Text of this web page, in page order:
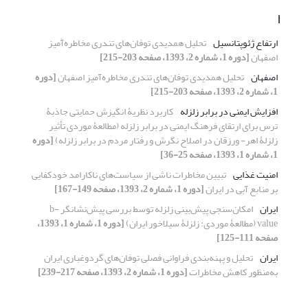
ا
ارتفاع ژئوپتانسیل تحلیل همدیدی توفان‌های تندری مخاطره‌آمیز
اصفهان[دوره 1، شماره 2، 1393، صفحه 203-215]
اصفهان تحلیل همدیدی توفان‌های تندری مخاطره‌آمیز اصفهان[دوره
1، شماره 2، 1393، صفحه 203-215]
افزایش ایمنی در برابر زلزله کاربرد نظریۀ انگیزش حمایتی جاذبۀ
ترس برای ارتقای فرهنگ ایمنی در برابر زلزله (مطالعۀ موردی تأثیر
زلزلۀ اهر- ورزقان در اصلاح نگرش و رفتار مردم در برابر زلزله)[دوره
1، شماره 1، 1393، صفحه 25-36]
امنیت غذایی تبیین مخاطرات ناشی از سیاست‌های ناکارامد خودکفایی
بر منابع آبی در ایران[دوره 1، شماره 2، 1393، صفحه 149-167]
ایران
امکان‌سنجی پیش‌بینی زلزله توسط بررسی پیش‌نشانگر b-
value (مطالعۀ موردی: زلزلۀ سیلاخور ایران) [دوره 1، شماره 1، 1393،
صفحه 111-125]
ایران تحلیل و پهنه‌بندی فراوانی فصلی توفان‌های گردوغباری ایران
به‌منظور کاهش مخاطرات[دوره 1، شماره 2، 1393، صفحه 217-239]